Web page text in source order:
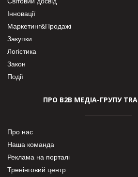
Інновації
Маркетинг&Продажі
Закупки
Логістика
Закон
Події
ПРО В2В МЕДІА-ГРУПУ
Про нас
Наша команда
Реклама на порталі
Тренінговий центр